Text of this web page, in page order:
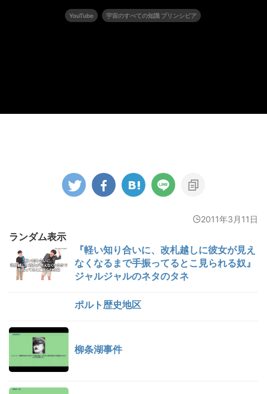
YouTube 宇宙のすべての知識 プリンシピア
2011年3月11日
ランダム表示
『軽い知り合いに、改札越しに彼女が見え
なくなるまで手振ってるとこ見られる奴』
ジャルジャルのネタのタネ
ポルト歴史地区
柳条湖事件